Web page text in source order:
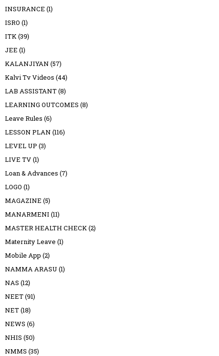
INSURANCE (1)
ISRO (1)
ITK(39)
JEE (1)
KALANJIYAN (57)
Kalvi Tv Videos (44)
LAB ASSISTANT(8)
LEARNING OUTCOMES (8)
Leave Rules (6)
LESSON PLAN (116)
LEVEL UP (3)
LIVE TV(1)
Loan & Advances (7)
LOGO (1)
MAGAZINE (5)
MANARMENI (11)
MASTER HEALTH CHECK(2)
Maternity Leave (1)
Mobile App (2)
NAMMA ARASU (1)
NAS (12)
NEET(91)
NET(18)
NEWS (6)
NHIS (50)
NMMS (35)